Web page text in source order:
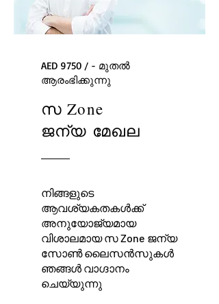
AED 9750 / - മുതൽ
ആരംഭിക്കുന്നു
സ Zone
ജന്യ മേഖല
നിങ്ങളുടെ
ആവശ്യകതകൾക്ക്
അനുയോജ്യമായ
വിശാലമായ സ Zone ജന്യ
സോൺ ലൈസൻസുകൾ
ഞങ്ങൾ വാഗ്ദാനം
ചെയ്യുന്നു